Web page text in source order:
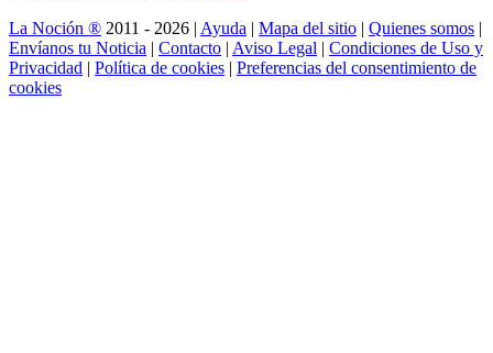
La Noción ® 2011 - 2026 | Ayuda | Mapa del sitio | Quienes somos |
Envíanos tu Noticia | Contacto | Aviso Legal | Condiciones de Uso y
Privacidad | Política de cookies | Preferencias del consentimiento de
cookies